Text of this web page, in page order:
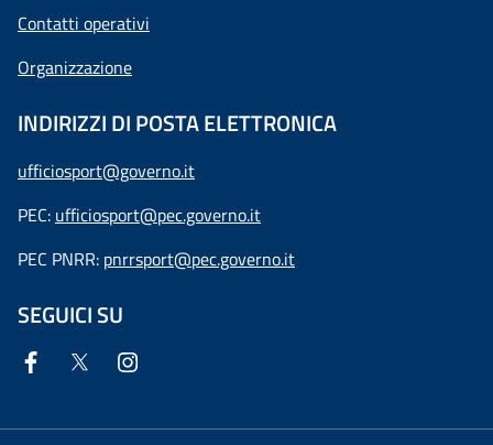
Contatti operativi
Organizzazione
INDIRIZZI DI POSTA ELETTRONICA
ufficiosport@governo.it
PEC: ufficiosport@pec.governo.it
PEC PNRR: pnrrsport@pec.governo.it
SEGUICI SU